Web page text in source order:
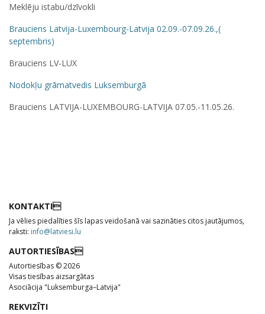
Meklēju istabu/dzīvokli
Brauciens Latvija-Luxembourg-Latvija 02.09.-07.09.26.,(
septembris)
Brauciens LV-LUX
Nodokļu grāmatvedis Luksemburgā
Brauciens LATVIJA-LUXEMBOURG-LATVIJA 07.05.-11.05.26.
KONTAKTI
Ja vēlies piedalīties šīs lapas veidošanā vai sazināties citos jautājumos,
raksti: info@latviesi.lu
AUTORTIESĪBAS
Autortiesības © 2026
Visas tiesības aizsargātas
Asociācija "Luksemburga–Latvija"
REKVIZĪTI